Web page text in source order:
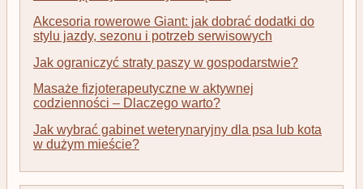
Akcesoria rowerowe Giant: jak dobrać dodatki do
stylu jazdy, sezonu i potrzeb serwisowych
Jak ograniczyć straty paszy w gospodarstwie?
Masaże fizjoterapeutyczne w aktywnej
codzienności – Dlaczego warto?
Jak wybrać gabinet weterynaryjny dla psa lub kota
w dużym mieście?